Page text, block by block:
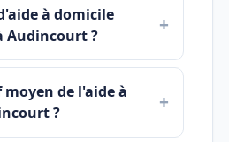
à domicile
Audincourt ?
de l'aide à
?